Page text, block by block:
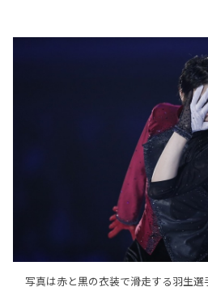
写真は赤と黒の衣装で滑走する羽生